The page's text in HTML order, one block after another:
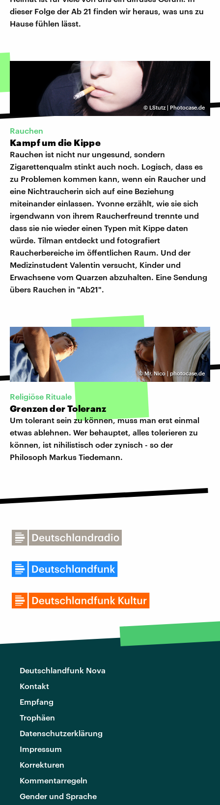
dieser Folge der Ab 21 finden wir heraus, was uns zu
Hause fühlen lässt.
© LStutz | Photocase.de
Rauchen
Kampf um die Kippe
Rauchen ist nicht nur ungesund, sondern
Zigarettenqualm stinkt auch noch. Logisch, dass es
zu Problemen kommen kann, wenn ein Raucher und
eine Nichtraucherin sich auf eine Beziehung
miteinander einlassen. Yvonne erzählt, wie sie sich
irgendwann von ihrem Raucherfreund trennte und
dass sie nie wieder einen Typen mit Kippe daten
würde. Tilman entdeckt und fotografiert
Raucherbereiche im öffentlichen Raum. Und der
Medizinstudent Valentin versucht, Kinder und
Erwachsene vom Quarzen abzuhalten. Eine Sendung
übers Rauchen in "Ab21".
©Mr. Nico | photocase.de
Religiöse Rituale
Grenzen der Toleranz
Um tolerant sein zu können, muss man erst einmal
etwas ablehnen. Wer behauptet, alles tolerieren zu
können, ist nihilistisch oder zynisch - so der
Philosoph Markus Tiedemann.
Deutschlandfunk Nova
Kontakt
Empfang
Trophäen
Datenschutzerklärung
Impressum
Korrekturen
Kommentarregeln
Gender und Sprache